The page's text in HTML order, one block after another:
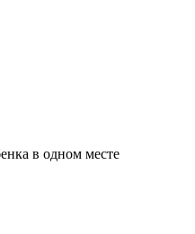
в одном месте